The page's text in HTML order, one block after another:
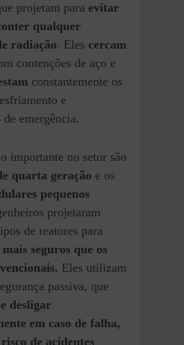
projetam para evitar
qualquer
radiação. Eles cercam
contenções de aço e
constantemente os
e
emergência.
importante no setor são
quarta geração e os
pequenos
projetaram
de reatores para
seguros que os
Eles utilizam
passiva, que
desligar
em caso de falha,
de acidentes